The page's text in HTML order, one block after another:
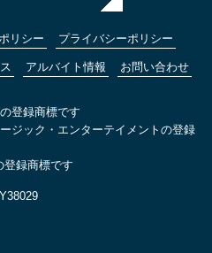
リシー プライバシーポリシー
アルバイト情報 お問い合わせ
登録商標です
ジック・エンターテイメントの登録
録商標です